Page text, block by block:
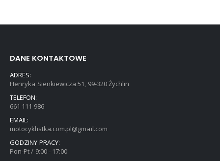
DANE KONTAKTOWE
ADRES:
Henryka Sienkiewicza 51, 99-320 Żychlin
TELEFON:
661 111 986
EMAIL:
motocyklistka.com.pl@gmail.com
GODZINY PRACY:
Pon-Pt / 9:00 - 17:00